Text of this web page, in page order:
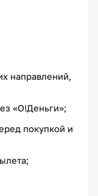
направлений,
«О!Деньги»;
покупкой и